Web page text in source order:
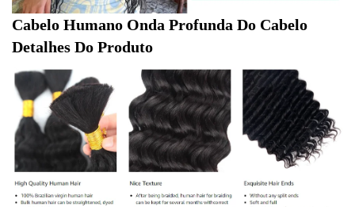
Cabelo Humano Onda Profunda Do Cabelo
Detalhes Do Produto